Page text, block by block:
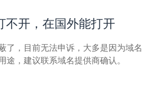
不开，在国外能打开
了，目前无法申诉，大多是因为域名
途，建议联系域名提供商确认。